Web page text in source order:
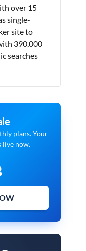
over 15
single-
site to
390,000
searches
plans. Your
live now.